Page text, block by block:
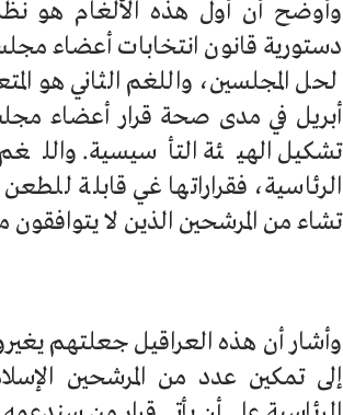
وأوضح أن أول هذه الألغام هو
دستورية قانون انتخابات أعضاء
أبريل في مدى صحة قرار أعضاء
تشكيل الهيئة التأسيسية.
الرئاسية، فقراراتها غي قابلة
تشاء من المرشحين الذين لا يتوافقون
وأشار أن هذه العراقيل جعلتهم
إلى تمكين عدد من المرشحين